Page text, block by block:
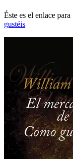
Éste es el enlace para
gustéis